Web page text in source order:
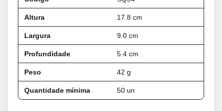
Altura 17.8 cm
Largura 9.0 cm
Profundidade 5.4 cm
Peso 42 g
Quantidade mínima 50 un